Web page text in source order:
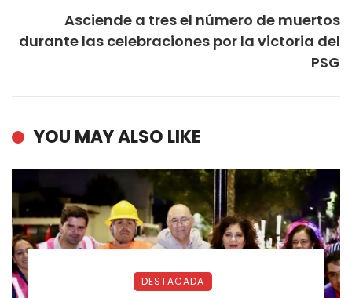
Asciende a tres el número de muertos
durante las celebraciones por la victoria del
PSG
YOU MAY ALSO LIKE
DESTACADA